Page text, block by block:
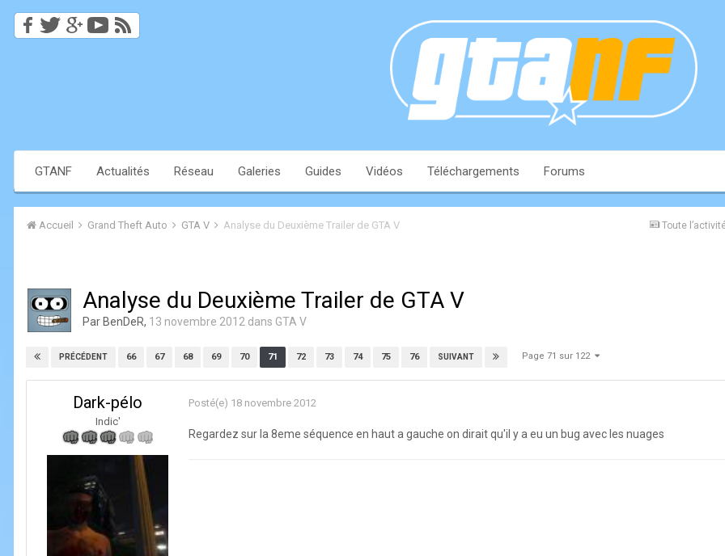
GTANF Actualités Réseau Galeries Guides Vidéos Téléchargements Forums
Toute
Accueil Grand Theft Auto GTA V Analyse du Deuxième Trailer de GTA V
Analyse du Deuxième Trailer de GTA V
Par BenDeR, 13 novembre 2012 dans GTA V
PRÉCÉDENT 66 67 68 69 70 71 72 73 74 75 76 SUIVANT Page 71 sur 122
Dark-pélo
Indic'
Posté(e) 18 novembre 2012
Regardez sur la 8eme séquence en haut a gauche on dirait qu'il y a eu un bug avec les nuages